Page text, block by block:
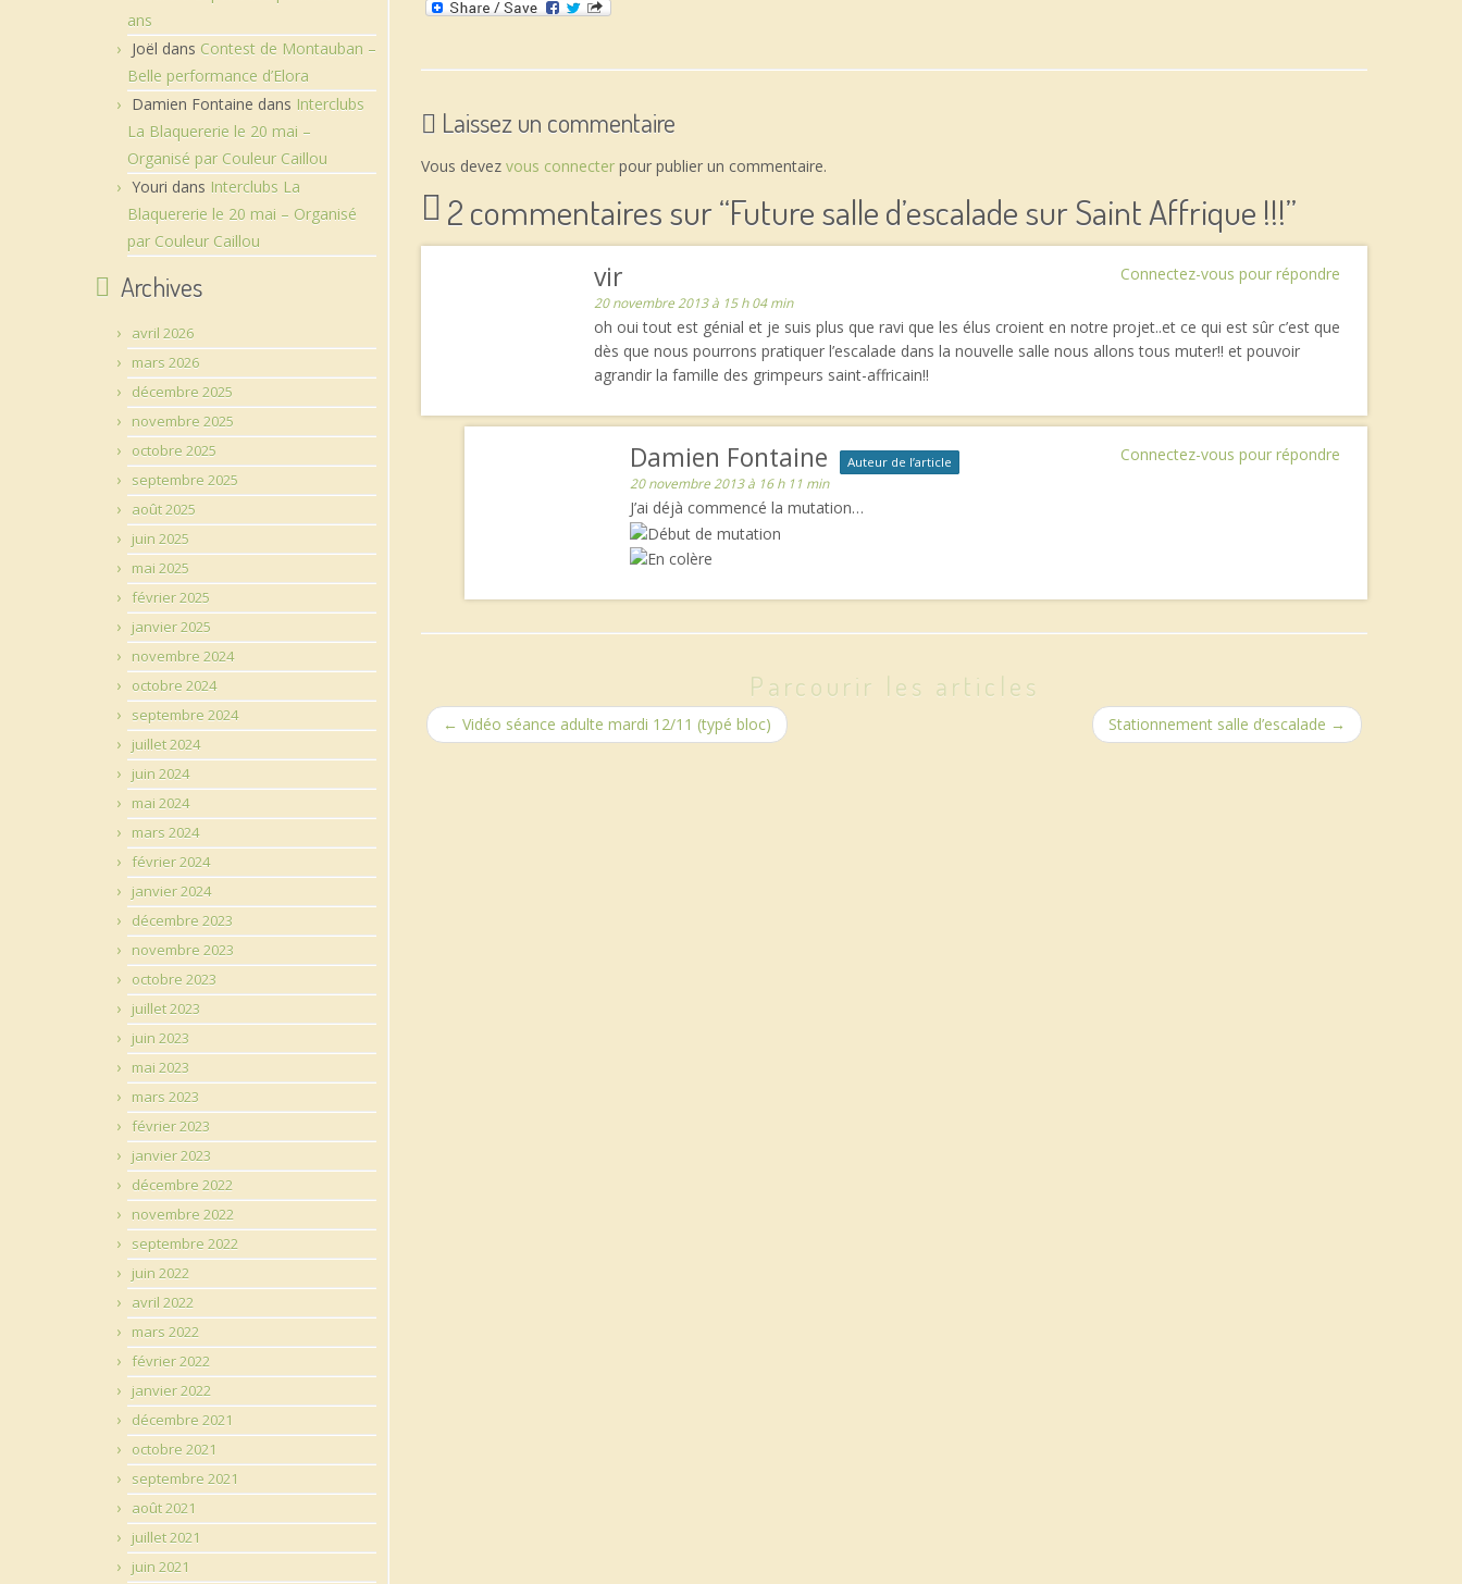
ans
Joël dans Contest de Montauban –
Belle performance d’Elora
Damien Fontaine dans Interclubs
La Blaquererie le 20 mai –
Organisé par Couleur Caillou
Youri dans Interclubs La
Blaquererie le 20 mai – Organisé
par Couleur Caillou
Archives
avril 2026
mars 2026
décembre 2025
novembre 2025
octobre 2025
septembre 2025
août 2025
juin 2025
mai 2025
février 2025
janvier 2025
novembre 2024
octobre 2024
septembre 2024
juillet 2024
juin 2024
mai 2024
mars 2024
février 2024
janvier 2024
décembre 2023
novembre 2023
octobre 2023
juillet 2023
juin 2023
mai 2023
mars 2023
février 2023
janvier 2023
décembre 2022
novembre 2022
septembre 2022
juin 2022
avril 2022
mars 2022
février 2022
janvier 2022
décembre 2021
octobre 2021
septembre 2021
août 2021
juillet 2021
juin 2021
Laissez un commentaire
Vous devez vous connecter pour publier un commentaire.
2 commentaires sur “Future salle d’escalade sur Saint Affrique !!!”
Connectez-vous pour répondre
vir
20 novembre 2013 à 15 h 04 min
oh oui tout est génial et je suis plus que ravi que les élus croient en notre projet..et ce qui est sûr c’est que
dès que nous pourrons pratiquer l’escalade dans la nouvelle salle nous allons tous muter!! et pouvoir
agrandir la famille des grimpeurs saint-affricain!!
Connectez-vous pour répondre
Damien Fontaine Auteur de l’article
20 novembre 2013 à 16 h 11 min
J’ai déjà commencé la mutation…
Parcourir les articles
← Vidéo séance adulte mardi 12/11 (typé bloc) Stationnement salle d’escalade →